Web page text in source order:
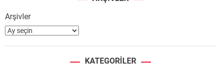
Arşivler
KATEGORILER